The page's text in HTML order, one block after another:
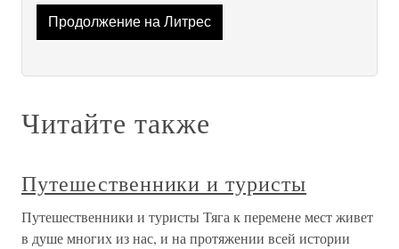
Продолжение на Литрес
Читайте также
Путешественники и туристы
Путешественники и туристы Тяга к перемене мест живет
в душе многих из нас, и на протяжении всей истории